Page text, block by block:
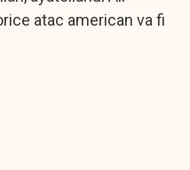
atac american va fi